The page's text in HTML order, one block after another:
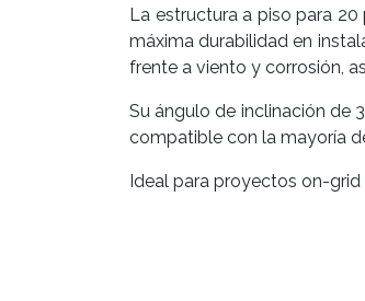
La estructura a piso para
máxima durabilidad en
frente a viento y corrosión,
Su ángulo de inclinación de
compatible con la mayoría
Ideal para proyectos on-